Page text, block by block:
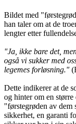
Bildet med
han taler om at de
lengter etter
"Ja, ikke bare det,
også vi sukker med
legemes forløsning."
Dette indikerer at de
og hinter om en
"førstegrøden av dem
sikkerhet, en garanti